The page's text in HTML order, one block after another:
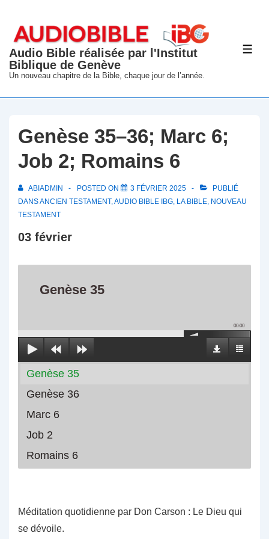
passer
contenu
principal
Audio Bible réalisée par l'Institut
Biblique de Genève
Un nouveau chapitre de la Bible, chaque jour de l’année.
Genèse 35–36; Marc 6;
Job 2; Romains 6
ABIADMIN POSTED ON 3 FÉVRIER 2025
PUBLIÉ
DANSANCIEN TESTAMENT,AUDIO BIBLE IBG, LA BIBLE, NOUVEAU
TESTAMENT
03 février
Genèse 35
00:00
Genèse 35
Genèse 36
Marc 6
Job 2
Romains 6
Méditation quotidienne par Don Carson : Le Dieu qui
se dévoile.